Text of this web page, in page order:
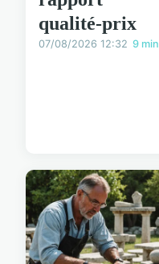
qualité-prix
07/08/2026 12:32 9 min